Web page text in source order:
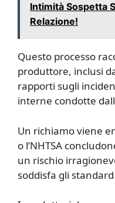
Intimità Sospetta
Relazione!
Questo processo
produttore, inclusi
rapporti sugli
interne condotte
Un richiamo viene
o l’NHTSA
un rischio
soddisfa gli